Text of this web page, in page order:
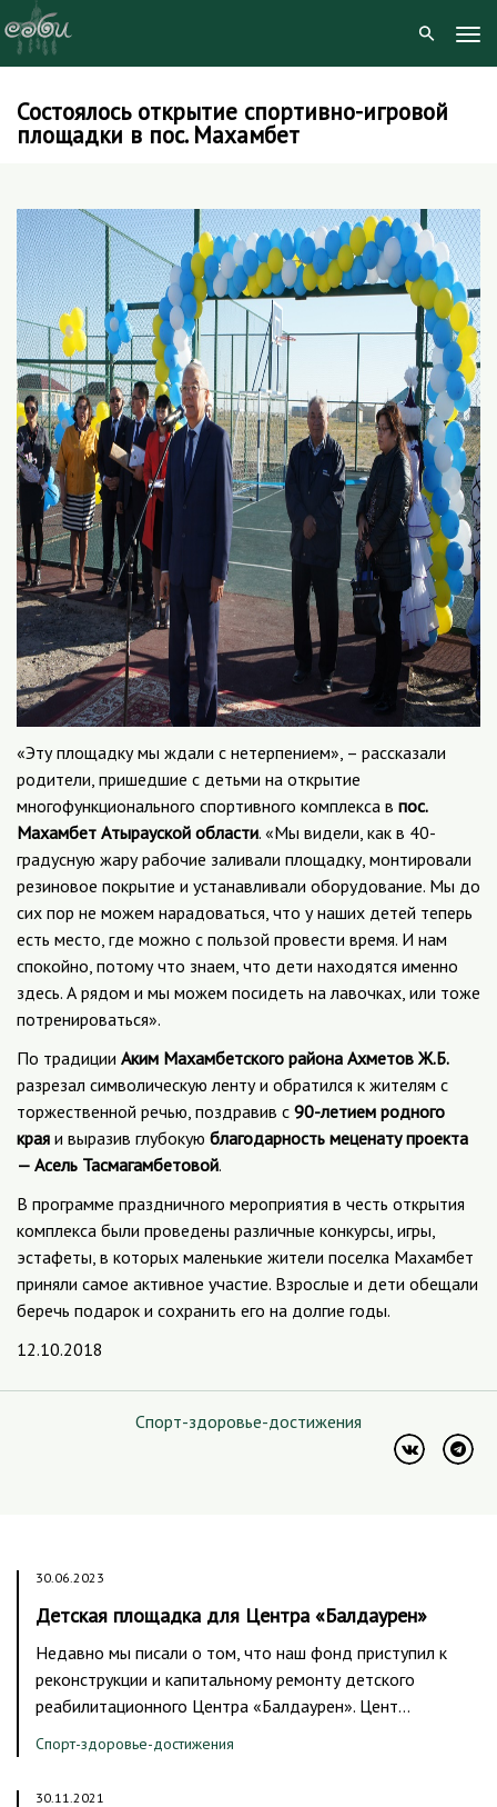
SkipСостоялось открытие спортивно-игровой
площадки в пос. Махамбет
«Эту площадку мы ждали с нетерпением», – рассказали
родители, пришедшие с детьми на открытие
многофункционального спортивного комплекса в пос.
Махамбет Атырауской области. «Мы видели, как в 40-
градусную жару рабочие заливали площадку, монтировали
резиновое покрытие и устанавливали оборудование. Мы до
сих пор не можем нарадоваться, что у наших детей теперь
есть место, где можно с пользой провести время. И нам
спокойно, потому что знаем, что дети находятся именно
здесь. А рядом и мы можем посидеть на лавочках, или тоже
потренироваться».
По традиции Аким Махамбетского района Ахметов Ж.Б.
разрезал символическую ленту и обратился к жителям с
торжественной речью, поздравив с 90-летием родного
края и выразив глубокую благодарность меценату проекта
— Асель Тасмагамбетовой.
В программе праздничного мероприятия в честь открытия
комплекса были проведены различные конкурсы, игры,
эстафеты, в которых маленькие жители поселка Махамбет
приняли самое активное участие. Взрослые и дети обещали
беречь подарок и сохранить его на долгие годы.
12.10.2018
Спорт-здоровье-достижения
30.06.2023
Детская площадка для Центра «Балдаурен»
Недавно мы писали о том, что наш фонд приступил к
реконструкции и капитальному ремонту детского
реабилитационного Центра «Балдаурен». Цент…
Спорт-здоровье-достижения
30.11.2021